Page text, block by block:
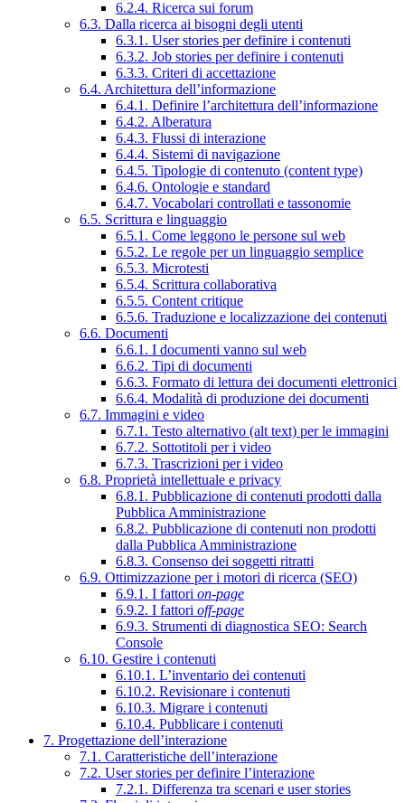
6.2.4. Ricerca sui forum
6.3. Dalla ricerca ai bisogni degli utenti
6.3.1. User stories per definire i contenuti
6.3.2. Job stories per definire i contenuti
6.3.3. Criteri di accettazione
6.4. Architettura dell’informazione
6.4.1. Definire l’architettura dell’informazione
6.4.2. Alberatura
6.4.3. Flussi di interazione
6.4.4. Sistemi di navigazione
6.4.5. Tipologie di contenuto (content type)
6.4.6. Ontologie e standard
6.4.7. Vocabolari controllati e tassonomie
6.5. Scrittura e linguaggio
6.5.1. Come leggono le persone sul web
6.5.2. Le regole per un linguaggio semplice
6.5.3. Microtesti
6.5.4. Scrittura collaborativa
6.5.5. Content critique
6.5.6. Traduzione e localizzazione dei contenuti
6.6. Documenti
6.6.1. I documenti vanno sul web
6.6.2. Tipi di documenti
6.6.3. Formato di lettura dei documenti elettronici
6.6.4. Modalità di produzione dei documenti
6.7. Immagini e video
6.7.1. Testo alternativo (alt text) per le immagini
6.7.2. Sottotitoli per i video
6.7.3. Trascrizioni per i video
6.8. Proprietà intellettuale e privacy
6.8.1. Pubblicazione di contenuti prodotti dalla
Pubblica Amministrazione
6.8.2. Pubblicazione di contenuti non prodotti
dalla Pubblica Amministrazione
6.8.3. Consenso dei soggetti ritratti
6.9. Ottimizzazione per i motori di ricerca (SEO)
6.9.1. I fattori on-page
6.9.2. I fattori off-page
6.9.3. Strumenti di diagnostica SEO: Search
Console
6.10. Gestire i contenuti
6.10.1. L’inventario dei contenuti
6.10.2. Revisionare i contenuti
6.10.3. Migrare i contenuti
6.10.4. Pubblicare i contenuti
7. Progettazione dell’interazione
7.1. Caratteristiche dell’interazione
7.2. User stories per definire l’interazione
7.2.1. Differenza tra scenari e user stories